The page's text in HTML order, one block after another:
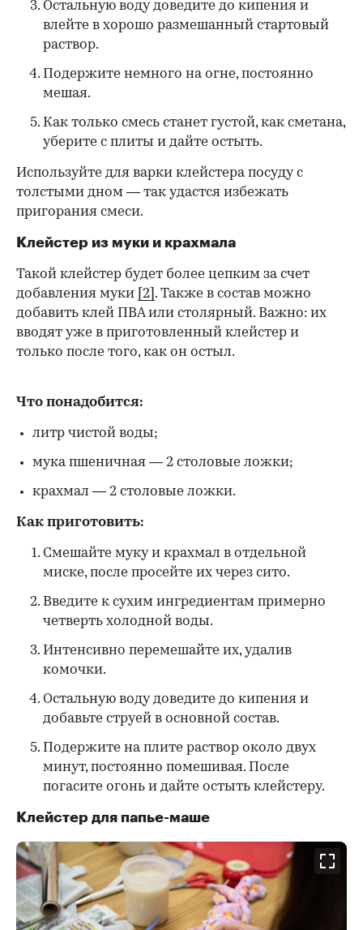
Остальную воду доведите до кипения и
влейте в хорошо размешанный стартовый
раствор.
Подержите немного на огне, постоянно
мешая.
Как только смесь станет густой, как сметана,
уберите с плиты и дайте остыть.
Используйте для варки клейстера посуду с
толстыми дном — так удастся избежать
пригорания смеси.
Клейстер из муки и крахмала
Такой клейстер будет более цепким за счет
добавления муки [2] . Также в состав можно
добавить клей ПВА или столярный. Важно: их
вводят уже в приготовленный клейстер и
только после того, как он остыл.
Что понадобится:
литр чистой воды;
мука пшеничная — 2 столовые ложки;
крахмал — 2 столовые ложки.
Как приготовить:
Смешайте муку и крахмал в отдельной
миске, после просейте их через сито.
Введите к сухим ингредиентам примерно
четверть холодной воды.
Интенсивно перемешайте их, удалив
комочки.
Остальную воду доведите до кипения и
добавьте струей в основной состав.
Подержите на плите раствор около двух
минут, постоянно помешивая. После
погасите огонь и дайте остыть клейстеру.
Клейстер для папье-маше